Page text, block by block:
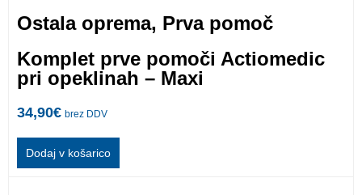
Ostala oprema, Prva pomoč
Komplet prve pomoči Actiomedic
pri opeklinah – Maxi
34,90€ brez DDV
Dodaj v košarico